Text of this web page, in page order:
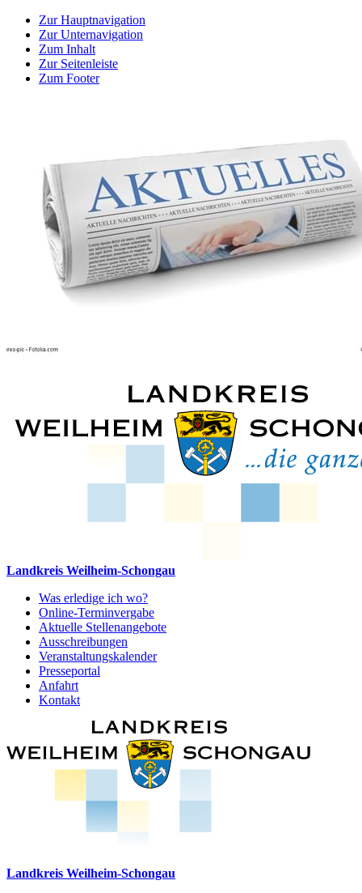
Zur Hauptnavigation
Zur Unternavigation
Zum Inhalt
Zur Seitenleiste
Zum Footer
Landkreis Weilheim-Schongau
Was erledige ich wo?
Online-Terminvergabe
Aktuelle Stellenangebote
Ausschreibungen
Veranstaltungskalender
Presseportal
Anfahrt
Kontakt
Landkreis Weilheim-Schongau